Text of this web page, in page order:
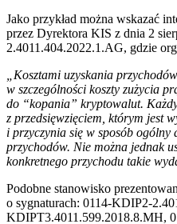
Jako przykład można wskazać
przez Dyrektora KIS z dnia 2
2.4011.404.2022.1.AG, gdzie
„Kosztami uzyskania
w szczególności koszty zużycia
do “kopania” kryptowalut.
z przedsięwzięciem, którym jest
i przyczynia się w sposób ogólny
przychodów. Nie można jednak
konkretnego przychodu takie
Podobne stanowisko
o sygnaturach: 0114-KDIP2-
KDIPT3.4011.599.2018.8.MH,